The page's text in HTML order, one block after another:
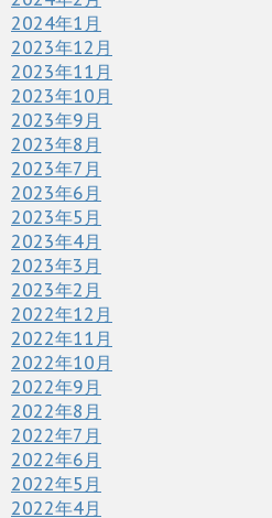
2024年1月
2023年12月
2023年11月
2023年10月
2023年9月
2023年8月
2023年7月
2023年6月
2023年5月
2023年4月
2023年3月
2023年2月
2022年12月
2022年11月
2022年10月
2022年9月
2022年8月
2022年7月
2022年6月
2022年5月
2022年4月